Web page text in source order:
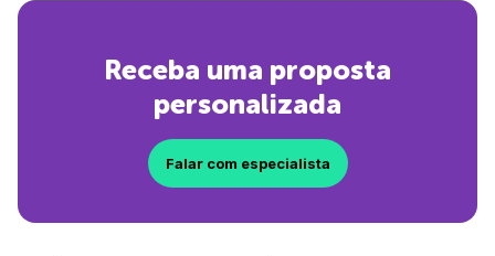
Receba uma proposta
personalizada
Falar com especialista